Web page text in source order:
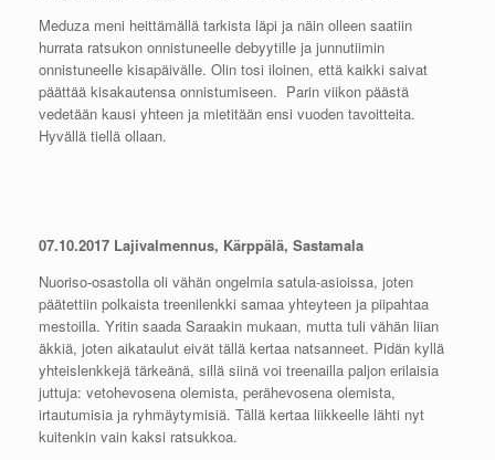
Meduza meni heittämällä tarkista läpi ja näin olleen saatiin
hurrata ratsukon onnistuneelle debyytille ja junnutiimin
onnistuneelle kisapäivälle. Olin tosi iloinen, että kaikki saivat
päättää kisakautensa onnistumiseen. Parin viikon päästä
vedetään kausi yhteen ja mietitään ensi vuoden tavoitteita.
Hyvällä tiellä ollaan.
07.10.2017 Lajivalmennus, Kärppälä, Sastamala
Nuoriso-osastolla oli vähän ongelmia satula-asioissa, joten
päätettiin polkaista treenilenkki samaa yhteyteen ja piipahtaa
mestoilla. Yritin saada Saraakin mukaan, mutta tuli vähän liian
äkkiä, joten aikataulut eivät tällä kertaa natsanneet. Pidän kyllä
yhteislenkkejä tärkeänä, sillä siinä voi treenailla paljon erilaisia
juttuja: vetohevosena olemista, perähevosena olemista,
irtautumisia ja ryhmäytymisiä. Tällä kertaa liikkeelle lähti nyt
kuitenkin vain kaksi ratsukkoa.